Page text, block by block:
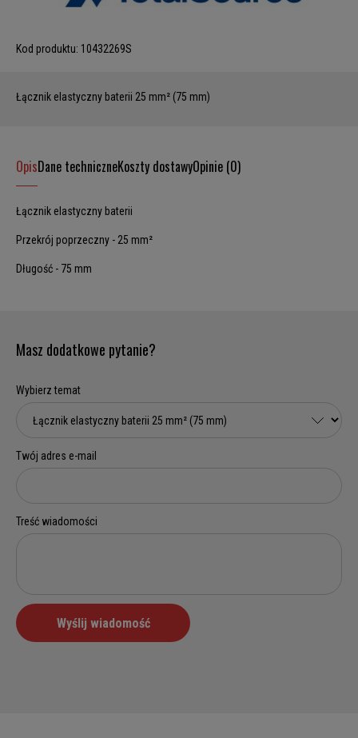
Kod produktu: 10432269S
Łącznik elastyczny baterii 25 mm² (75 mm)
OpisDane techniczneKoszty dostawyOpinie (0)
Łącznik elastyczny baterii
Przekrój poprzeczny - 25 mm²
Długość - 75 mm
Masz dodatkowe pytanie?